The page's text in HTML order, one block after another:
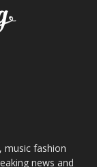
music fashion
news and